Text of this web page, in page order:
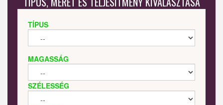
TÍPUS
MAGASSÁG
SZÉLESSÉG